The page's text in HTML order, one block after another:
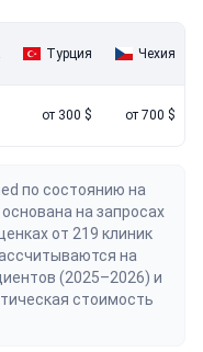
Турция Чехия
от 300 $ от 700 $
по состоянию на
на запросах
от 219 клиник
на
(2025–2026) и
стоимость